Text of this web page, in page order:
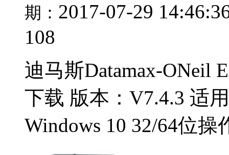
期： 2017-07-29
108
迪马斯Datamax-ONeil
下载 版本：V7.4.3 适
Windows 10 32/64位操